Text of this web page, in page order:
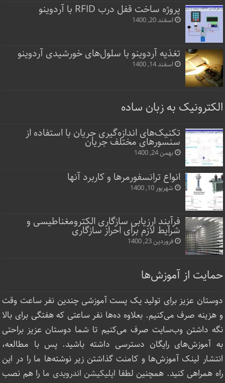
پروژه ساخت قفل‌ درب RFID با آردوینو
اسفند 20, 1400
تغذیه آردوینو با سلول‌های خورشیدی آردوینو
اسفند 14, 1400
الکترونیک به زبان ساده
تکنیک‌های اندازه‌گیری جریان با استفاده از
سنسورهای مختلف جریان
بهمن 24, 1400
انواع ترانسفورمرها و کاربرد آنها
شهریور 10, 1400
فرآیند ارزیابی سازگاری الکترومغناطیسی و
شرایط لازم برای احراز سازگاری
فروردین 23, 1400
حمایت از آموزش‌ها
دوستان عزیز برای تولید یک پست آموزشی چندین نفر ساعت‌ وقت
و هزینه صرف می‌کنیم. بعلاوه ده‌ها نفر ساعتی که هفتگی برای بالا
نگه داشتن وب‌سایت صرف ‌می‌کنیم تا شما دوستان عزیز براحتی
به آموزش‌های رایگان دسترسی داشته باشید. پس با مطالعه،
انتشار لینک‌ آموزش‌ها و کامنت گذاشتن زیر نوشته‌‌ها ما را در این
راه همراهی کنید. همچنین لطفا اپلیکیشن اندرویدی ما را هم نصب